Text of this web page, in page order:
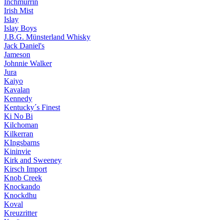
Inchmurrin
Irish Mist
Islay
Islay Boys
J.B.G. Münsterland Whisky
Jack Daniel's
Jameson
Johnnie Walker
Jura
Kaiyo
Kavalan
Kennedy
Kentucky´s Finest
Ki No Bi
Kilchoman
Kilkerran
KIngsbarns
Kininvie
Kirk and Sweeney
Kirsch Import
Knob Creek
Knockando
Knockdhu
Koval
Kreuzritter